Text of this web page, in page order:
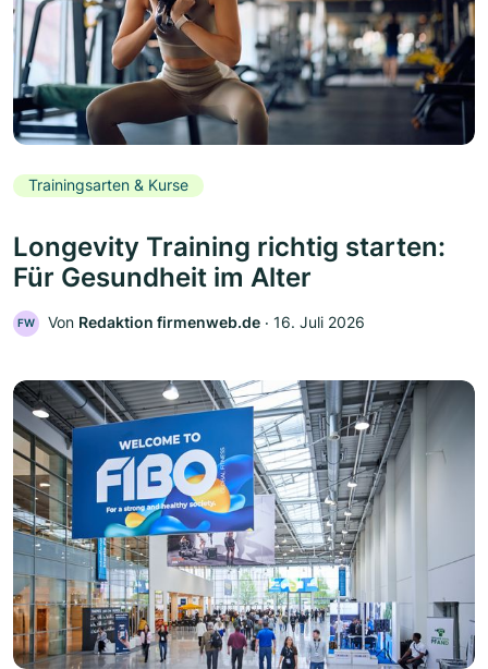
Trainingsarten & Kurse
Longevity Training richtig starten:
Für Gesundheit im Alter
FW Von Redaktion firmenweb.de ‧ 16. Juli 2026